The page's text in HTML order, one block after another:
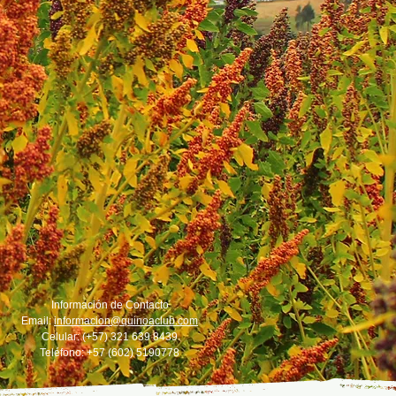
Paga tus facturas
Información de Contacto
Email:informacion@quinoaclub.com
Celular: (+57) 321 639 8439
Teléfono: +57 (602) 5190778